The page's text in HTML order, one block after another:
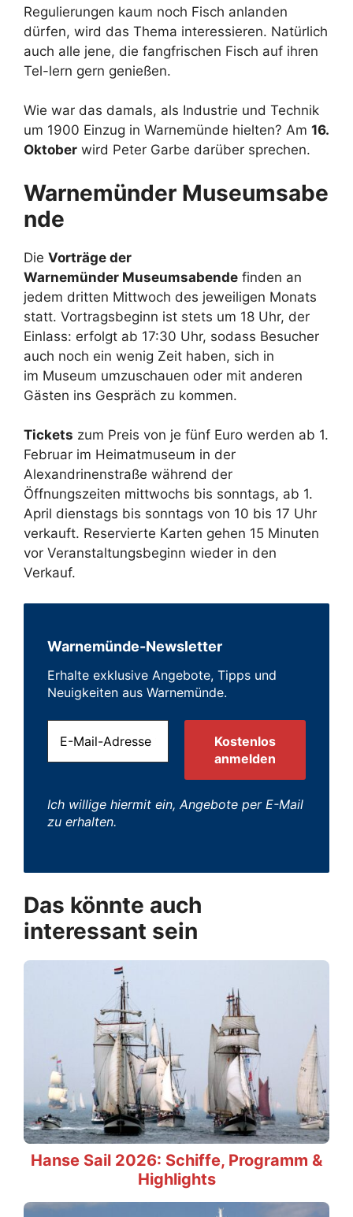
Regulierungen kaum noch Fisch anlanden
dürfen, wird das Thema interessieren. Natürlich
auch alle jene, die fangfrischen Fisch auf ihren
Tel-lern gern genießen.
Wie war das damals, als Industrie und Technik
um 1900 Einzug in Warnemünde hielten? Am 16.
Oktober wird Peter Garbe darüber sprechen.
Warnemünder Museumsabe
nde
Die Vorträge der
Warnemünder Museumsabende finden an
jedem dritten Mittwoch des jeweiligen Monats
statt. Vortragsbeginn ist stets um 18 Uhr, der
Einlass: erfolgt ab 17:30 Uhr, sodass Besucher
auch noch ein wenig Zeit haben, sich in
im Museum umzuschauen oder mit anderen
Gästen ins Gespräch zu kommen.
Tickets zum Preis von je fünf Euro werden ab 1.
Februar im Heimatmuseum in der
Alexandrinenstraße während der
Öffnungszeiten mittwochs bis sonntags, ab 1.
April dienstags bis sonntags von 10 bis 17 Uhr
verkauft. Reservierte Karten gehen 15 Minuten
vor Veranstaltungsbeginn wieder in den
Verkauf.
Warnemünde-Newsletter
Erhalte exklusive Angebote, Tipps und
Neuigkeiten aus Warnemünde.
Ich willige hiermit ein, Angebote per E-Mail
zu erhalten.
Das könnte auch
interessant sein
Hanse Sail 2026: Schiffe, Programm &
Highlights